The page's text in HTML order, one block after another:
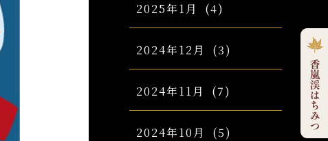
2025年1月 (4)
2024年12月 (3)
2024年11月 (7)
2024年10月 (5)